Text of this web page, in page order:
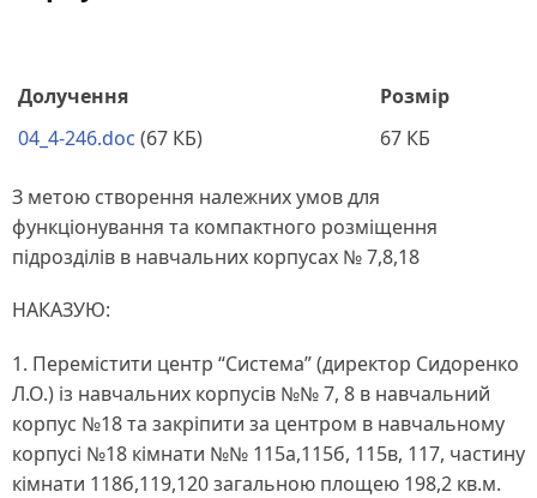
Долучення
Розмір
04_4-246.doc (67 КБ) 67 КБ
З метою створення належних умов для
функціонування та компактного розміщення
підрозділів в навчальних корпусах № 7,8,18
НАКАЗУЮ:
1. Перемістити центр “Система” (директор Сидоренко
Л.О.) із навчальних корпусів №№ 7, 8 в навчальний
корпус №18 та закріпити за центром в навчальному
корпусі №18 кімнати №№ 115а,115б, 115в, 117, частину
кімнати 118б,119,120 загальною площею 198,2 кв.м.